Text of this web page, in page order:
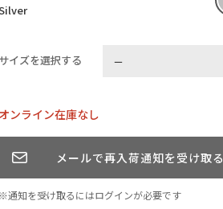
サイズを選択する
オンライン在庫なし
メールで再入荷通知を受け取る
※通知を受け取るにはログインが必要です